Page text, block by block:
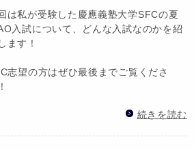
は私が受験した慶應義塾大学SFCの夏
入試について、どんな入試なのかを紹
ます！
志望の方はぜひ最後までご覧くださ
続きを読む